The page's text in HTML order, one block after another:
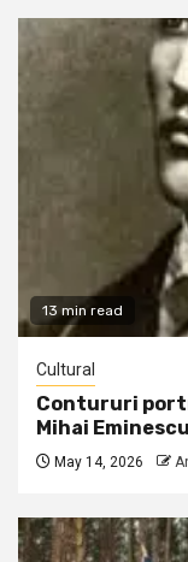
13 min read
Cultural
Contururi
Mihai
May 14, 2026